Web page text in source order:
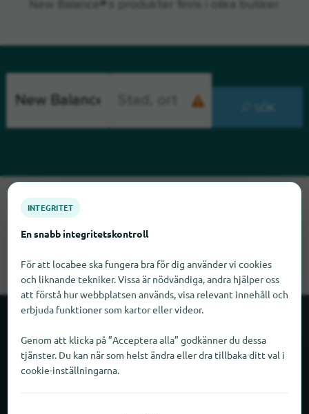
New Balance®:s produkter finns i olika butiker.
SÖK
Tyvärr kan vi inte hitta New Balance just nu. Om du vet var
New Balance finns skulle vi bli glada om du meddelade oss
det.
Siffror och fakta
Partner
INTEGRITET
En snabb integritetskontroll
För att locabee ska fungera bra för dig använder vi cookies
och liknande tekniker. Vissa är nödvändiga, andra hjälper oss
att förstå hur webbplatsen används, visa relevant innehåll och
erbjuda funktioner som kartor eller videor.
Genom att klicka på ”Acceptera alla” godkänner du dessa
tjänster. Du kan när som helst ändra eller dra tillbaka ditt val i
cookie-inställningarna.